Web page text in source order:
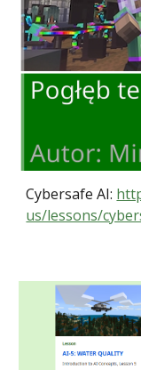
Cybersafe AI:
us/lessons/